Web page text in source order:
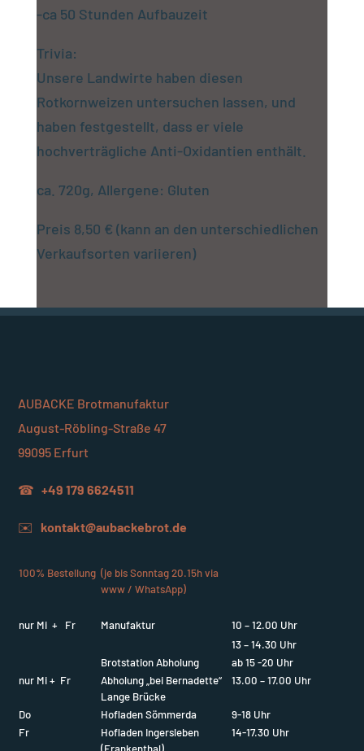
-ca 50 Stunden Aufbauzeit
Trivia:
Unsere Landwirte haben diesen
Rotkornweizen untersuchen lassen, und
haben festgestellt, dass er viele
hochverträgliche Anti-Oxidantien enthält.
ca. 720g, Allergene: Gluten
Preis 8,50 € (kann an den unterschiedlichen
Verkaufsorten variieren)
AUBACKE Brotmanufaktur
August-Röbling-Straße 47
99095 Erfurt
☎+49 179 6624511
✉️kontakt@aubackebrot.de
100% Bestellung (je bis Sonntag 20.15h via
www / WhatsApp)
nur Mi + Fr Manufaktur
10 – 12.00 Uhr
13 – 14.30 Uhr
Brotstation Abholung
ab 15 -20 Uhr
nur Mi + Fr
Abholung „bei Bernadette“
Lange Brücke
13.00 – 17.00 Uhr
Do Hofladen Sömmerda
9-18 Uhr
Fr
Hofladen Ingersleben
14-17.30 Uhr